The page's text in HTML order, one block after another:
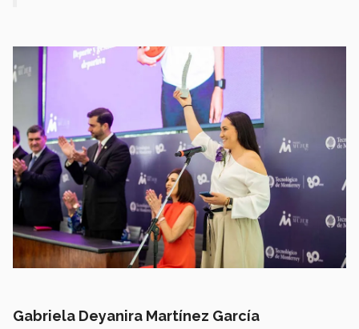
Gabriela Deyanira Martínez García